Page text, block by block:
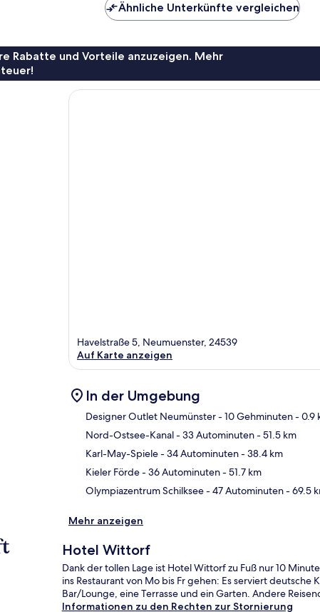
Ähnliche Unterkünfte vergleichen
Rabatte und Vorteile anzuzeigen. Mehr
Havelstraße 5, Neumuenster, 24539
Auf Karte anzeigen
In der Umgebung
Designer Outlet Neumünster- 10 Gehminuten- 0.9
Nord-Ostsee-Kanal- 33 Autominuten- 51.5 km
Karl-May-Spiele- 34 Autominuten- 38.4 km
Kieler Förde- 36 Autominuten- 51.7 km
Olympiazentrum Schilksee- 47 Autominuten- 69.5
Mehr anzeigen
Hotel Wittorf
Dank der tollen Lage ist Hotel Wittorf zu Fuß nur 10
ins Restaurant von Mo bis Fr gehen: Es serviert
Bar/Lounge, eine Terrasse und ein Garten. Andere
Informationen zu den Rechten zur Stornierung